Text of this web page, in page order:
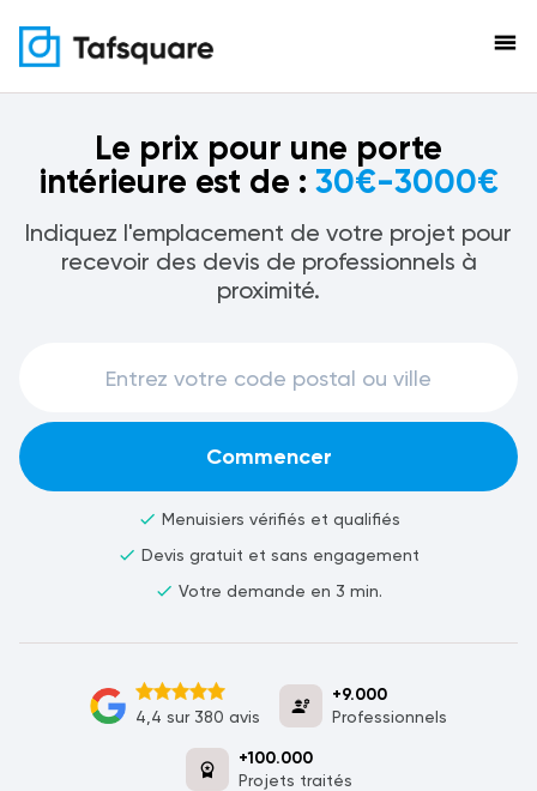
menu
Le prix pour une porte
intérieure est de : 30€-3000€
Indiquez l'emplacement de votre projet pour
recevoir des devis de professionnels à
proximité.
Commencer
check Menuisiers vérifiés et qualifiés
check Devis gratuit et sans engagement
check Votre demande en 3 min.
4,4 sur 380 avis
engineering
+9.000
Professionnels
workspace_premium
+100.000
Projets traités